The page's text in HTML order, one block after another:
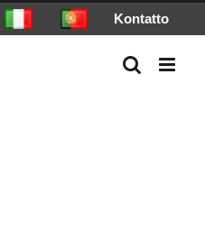
Kontatto